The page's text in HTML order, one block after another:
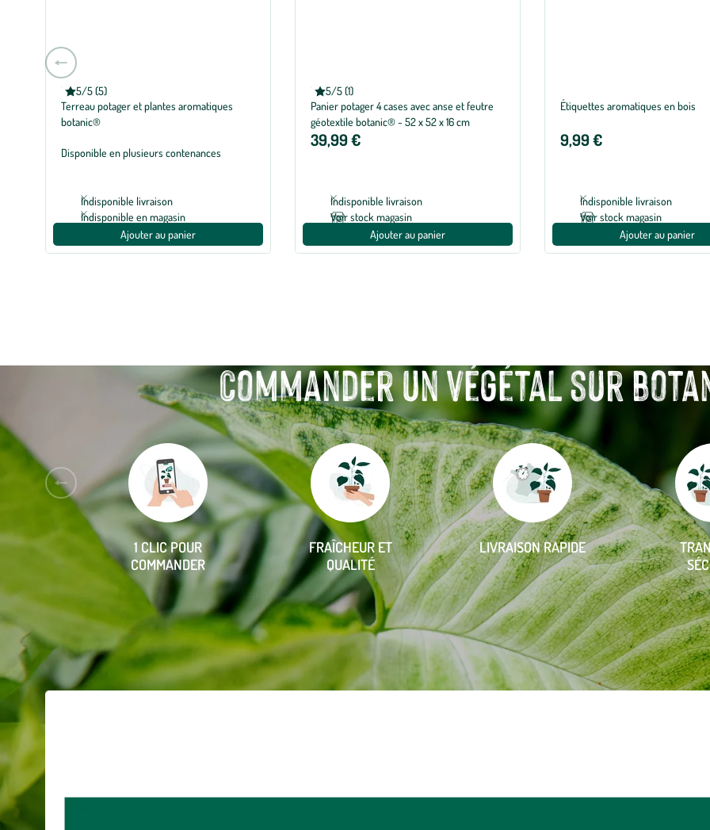
5/5 (5)
Note moyenne de 5 sur 5 avec 5 avis
BOTANIC®
Terreau potager et plantes aromatiques
botanic®
Disponible en plusieurs contenances
Indisponible livraison
Indisponible en magasin
Ajouter au panier
5/5 (1)
Note moyenne de 5 sur 5 avec 1 avis
BOTANIC®
Panier potager 4 cases avec anse et feutre
géotextile botanic® - 52 x 52 x 16 cm
39,99 €
Indisponible livraison
Voir stock magasin
Ajouter au panier
Étiquettes aromatiques en bois
9,99 €
Indisponible livraison
Voir stock magasin
Ajouter au panier
Aller
à
slide
Commander un végétal sur
1 CLIC POUR
COMMANDER
FRAÎCHEUR ET
QUALITÉ
LIVRAISON RAPIDE
Aller
à
slide
précédente